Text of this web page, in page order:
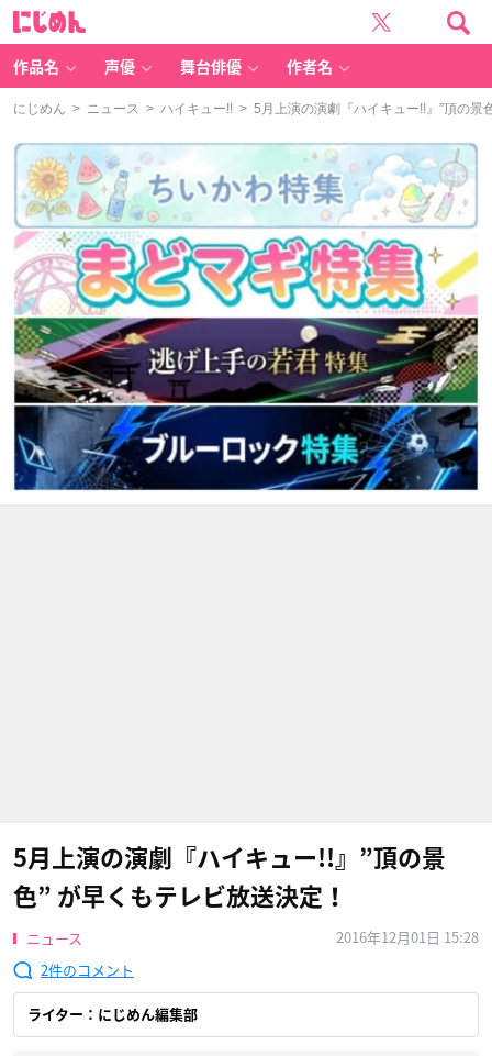
作品名 声優 舞台俳優 作者名
にじめん > ニュース > ハイキュー!! > 5月上演の演劇『ハイキュー!!』”頂の景
5月上演の演劇『ハイキュー!!』”頂の景
色” が早くもテレビ放送決定！
ニュース
2016年12月01日 15:28
2
ライター：にじめん編集部